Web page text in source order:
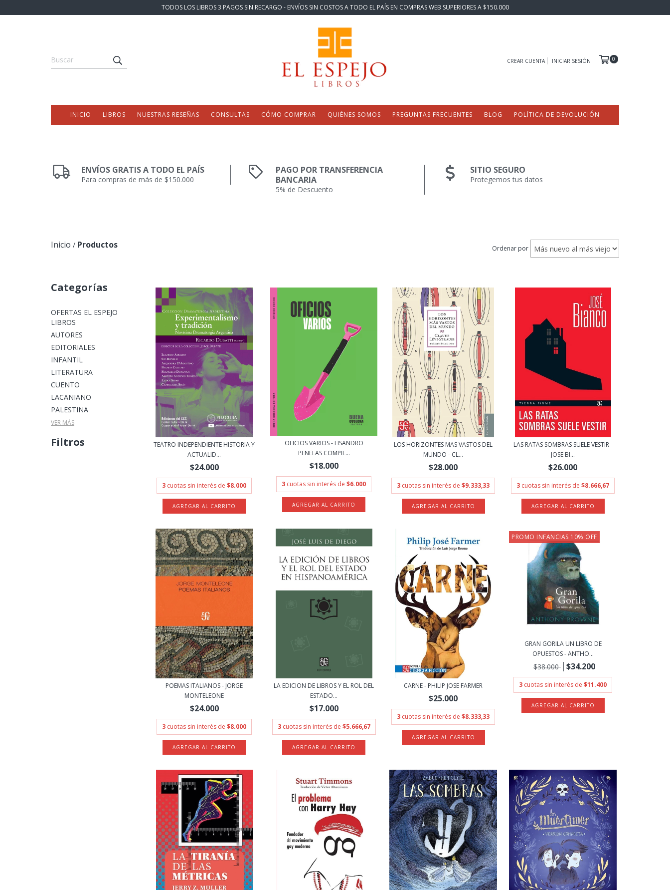
TODOS LOS LIBROS 3 PAGOS SIN RECARGO - ENVÍOS SIN COSTOS A TODO EL PAÍS EN COMPRAS WEB SUPERIORES A $150.000
CREAR CUENTA INICIAR SESIÓN 0
INICIO LIBROS NUESTRAS RESEÑAS CONSULTAS CÓMO COMPRAR QUIÉNES SOMOS PREGUNTAS FRECUENTES BLOG POLÍTICA DE DEVOLUCIÓN
ENVÍOS GRATIS A TODO EL PAÍS
Para compras de más de $150.000
PAGO POR TRANSFERENCIA
BANCARIA
5% de Descuento
SITIO SEGURO
Protegemos tus datos
Inicio / Productos Ordenar por
Categorías
OFERTAS EL ESPEJO
LIBROS
AUTORES
EDITORIALES
INFANTIL
LITERATURA
CUENTO
LACANIANO
PALESTINA
VER MÁS
Filtros
TEATRO INDEPENDIENTE HISTORIA Y
ACTUALID...
$24.000
3 cuotas sin interés de$8.000
OFICIOS VARIOS - LISANDRO
PENELAS COMPIL...
$18.000
3 cuotas sin interés de$6.000
LOS HORIZONTES MAS VASTOS DEL
MUNDO - CL...
$28.000
3 cuotas sin interés de$9.333,33
LAS RATAS SOMBRAS SUELE VESTIR -
JOSE BI...
$26.000
3 cuotas sin interés de$8.666,67
POEMAS ITALIANOS - JORGE
MONTELEONE
$24.000
3 cuotas sin interés de$8.000
LA EDICION DE LIBROS Y EL ROL DEL
ESTADO...
$17.000
3 cuotas sin interés de $5.666,67
CARNE - PHILIP JOSE FARMER
$25.000
3 cuotas sin interés de$8.333,33
PROMO INFANCIAS 10% OFF
GRAN GORILA UN LIBRO DE
OPUESTOS - ANTHO...
$38.000 $34.200
3 cuotas sin interés de$11.400